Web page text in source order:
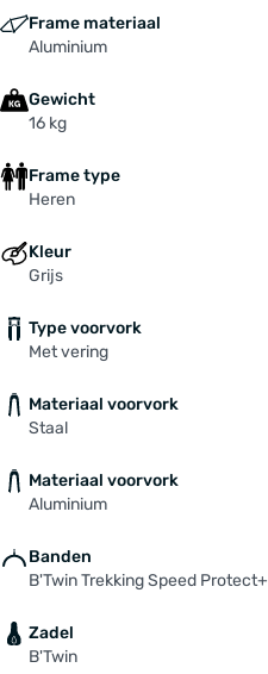
Frame materiaal
Aluminium
Gewicht
16 kg
Frame type
Heren
Kleur
Grijs
Type voorvork
Met vering
Materiaal voorvork
Staal
Materiaal voorvork
Aluminium
Banden
B'Twin Trekking Speed Protect+
Zadel
B'Twin